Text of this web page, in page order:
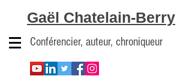
Gaël Chatelain-Berry
Conférencier, auteur, chroniqueur